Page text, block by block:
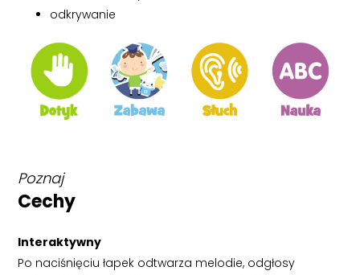
odkrywanie
Poznaj
Cechy
Interaktywny
Po naciśnięciu łapek odtwarza melodie, odgłosy